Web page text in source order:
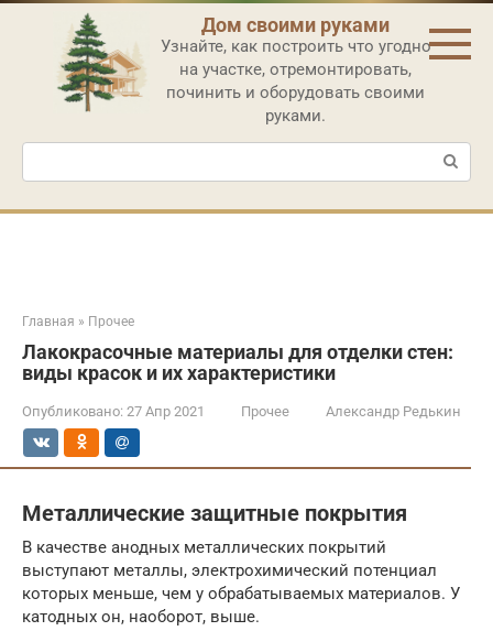
Перейти
контенту
Дом своими руками
Узнайте, как построить что угодно
на участке, отремонтировать,
починить и оборудовать своими
руками.
Поиск:
Главная » Прочее
Лакокрасочные материалы для отделки стен:
виды красок и их характеристики
Опубликовано: 27 Апр 2021 Прочее Александр Редькин
Металлические защитные покрытия
В качестве анодных металлических покрытий
выступают металлы, электрохимический потенциал
которых меньше, чем у обрабатываемых материалов. У
катодных он, наоборот, выше.